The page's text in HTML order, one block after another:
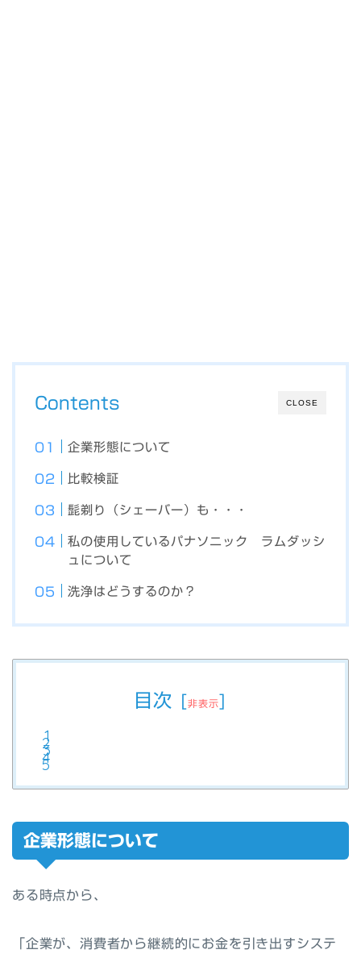
CLOSE
Contents
企業形態について
比較検証
髭剃り（シェーバー）も・・・
私の使用しているパナソニック ラムダッシ
ュについて
洗浄はどうするのか？
目次 非表示
企業形態について
ある時点から、
「企業が、消費者から継続的にお金を引き出すシステ